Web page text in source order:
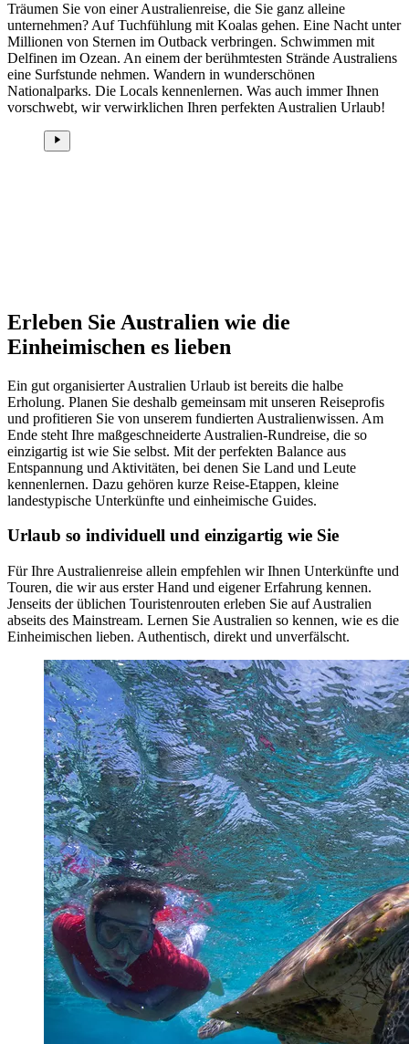
Träumen Sie von einer Australienreise, die Sie ganz alleine
unternehmen? Auf Tuchfühlung mit Koalas gehen. Eine Nacht unter
Millionen von Sternen im Outback verbringen. Schwimmen mit
Delfinen im Ozean. An einem der berühmtesten Strände Australiens
eine Surfstunde nehmen. Wandern in wunderschönen
Nationalparks. Die Locals kennenlernen. Was auch immer Ihnen
vorschwebt, wir verwirklichen Ihren perfekten Australien Urlaub!
Erleben Sie Australien wie die
Einheimischen es lieben
Ein gut organisierter Australien Urlaub ist bereits die halbe
Erholung. Planen Sie deshalb gemeinsam mit unseren Reiseprofis
und profitieren Sie von unserem fundierten Australienwissen. Am
Ende steht Ihre maßgeschneiderte Australien-Rundreise, die so
einzigartig ist wie Sie selbst. Mit der perfekten Balance aus
Entspannung und Aktivitäten, bei denen Sie Land und Leute
kennenlernen. Dazu gehören kurze Reise-Etappen, kleine
landestypische Unterkünfte und einheimische Guides.
Urlaub so individuell und einzigartig wie Sie
Für Ihre Australienreise allein empfehlen wir Ihnen Unterkünfte und
Touren, die wir aus erster Hand und eigener Erfahrung kennen.
Jenseits der üblichen Touristenrouten erleben Sie auf Australien
abseits des Mainstream. Lernen Sie Australien so kennen, wie es die
Einheimischen lieben. Authentisch, direkt und unverfälscht.